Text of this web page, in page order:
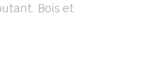
Bois et